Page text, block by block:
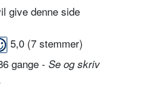
give denne side
5,0 (7 stemmer)
gange - Se og skriv